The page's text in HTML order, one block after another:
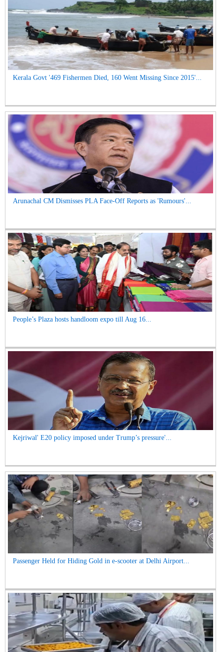
Kerala Govt '469 Fishermen Died, 160 Went Missing Since 2015'...
Arunachal CM Dismisses PLA Face-Off Reports as 'Rumours'...
People’s Plaza hosts handloom expo till Aug 16...
Kejriwal' E20 policy imposed under Trump’s pressure'...
Passenger Held for Hiding Gold in e-scooter at Delhi Airport...